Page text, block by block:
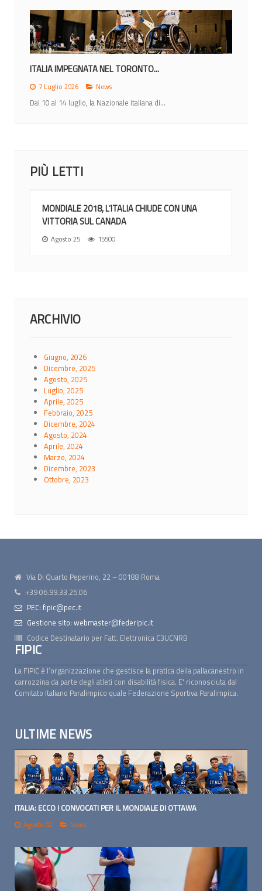
ITALIA IMPEGNATA NEL TORONTO...
7 Luglio 2026 News
Dal 10 al 14 luglio, la Nazionale italiana di...
PIÙ LETTI
MONDIALE 2018, L’ITALIA CHIUDE CON UNA
VITTORIA SUL CANADA
Agosto 25 15500
ARCHIVIO
Giugno, 2026
Dicembre, 2025
Agosto, 2025
Luglio, 2025
Aprile, 2025
Febbraio, 2025
Dicembre, 2024
Agosto, 2024
Aprile, 2024
Marzo, 2024
Dicembre, 2023
Ottobre, 2023
Via Di Quarto Peperino, 22 – 00188 Roma
+39 06.99.33.25.06
PEC: fipic@pec.it
Gestione sito: webmaster@federipic.it
Codice Destinatario per Fatt. Elettronica C3UCNRB
FIPIC
La FIPIC è l’organizzazione che gestisce la pratica della pallacanestro in
carrozzina da parte degli atleti con disabilità fisica. E' riconosciuta dal
Comitato Italiano Paralimpico quale Federazione Sportiva Paralimpica.
ULTIME NEWS
ITALIA: ECCO I CONVOCATI PER IL MONDIALE DI OTTAWA
Agosto 02 News